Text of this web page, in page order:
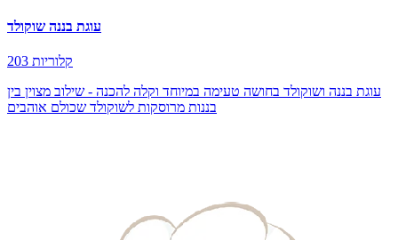
עוגת בננה שוקולד
203 קלוריות
עוגת בננה ושוקולד בחושה טעימה במיוחד וקלה להכנה - שילוב מצוין בין
בננות מרוסקות לשוקולד שכולם אוהבים